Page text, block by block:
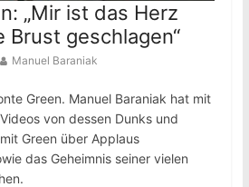
„Mir ist das Herz
geschlagen“
Manuel Baraniak
Green. Manuel Baraniak hat mit
von dessen Dunks und
Green über Applaus
das Geheimnis seiner vielen